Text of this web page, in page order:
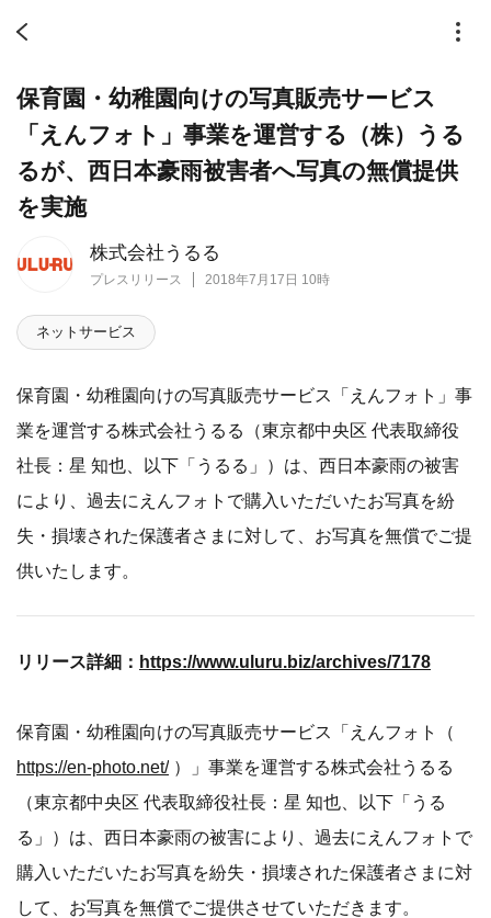
株式会社うるる
プレスリリース 2018年7月17日 10時
保育園・幼稚園向けの写真販売サービス
「えんフォト」事業を運営する（株）うる
るが、西日本豪雨被害者へ写真の無償提供
を実施
ネットサービス
保育園・幼稚園向けの写真販売サービス「えんフォト」事
業を運営する株式会社うるる（東京都中央区 代表取締役
社長：星 知也、以下「うるる」）は、西日本豪雨の被害
により、過去にえんフォトで購入いただいたお写真を紛
失・損壊された保護者さまに対して、お写真を無償でご提
供いたします。
リリース詳細： https://www.uluru.biz/archives/7178
保育園・幼稚園向けの写真販売サービス「えんフォト（
https://en-photo.net/ ）」事業を運営する株式会社うるる
（東京都中央区 代表取締役社長：星 知也、以下「うる
る」）は、西日本豪雨の被害により、過去にえんフォトで
購入いただいたお写真を紛失・損壊された保護者さまに対
して、お写真を無償でご提供させていただきます。